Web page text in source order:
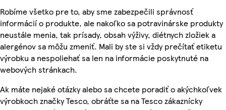
Robíme všetko pre to, aby sme zabezpečili správnosť
informácií o produkte, ale nakoľko sa potravinárske produkty
neustále menia, tak prísady, obsah výživy, diétnych zložiek a
alergénov sa môžu zmeniť. Mali by ste si vždy prečítať etiketu
výrobku a nespoliehať sa len na informácie poskytnuté na
webových stránkach.
Ak máte nejaké otázky alebo sa chcete poradiť o akýchkoľvek
výrobkoch značky Tesco, obráťte sa na Tesco zákaznícky